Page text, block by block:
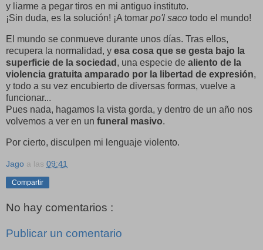
y liarme a pegar tiros en mi antiguo instituto.
¡Sin duda, es la solución! ¡A tomar po'l saco todo el mundo!
El mundo se conmueve durante unos días. Tras ellos,
recupera la normalidad, y esa cosa que se gesta bajo la
superficie de la sociedad , una especie de aliento de la
violencia gratuita amparado por la libertad de expresión,
y todo a su vez encubierto de diversas formas, vuelve a
funcionar...
Pues nada, hagamos la vista gorda, y dentro de un año nos
volvemos a ver en un funeral masivo.
Por cierto, disculpen mi lenguaje violento.
Jago a las 09:41
Compartir
No hay comentarios :
Publicar un comentario